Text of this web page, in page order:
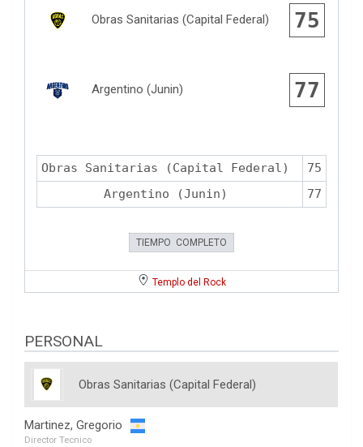
Obras Sanitarias (Capital Federal) 75
Argentino (Junin) 77
Obras Sanitarias (Capital Federal)
75
Argentino (Junin)
77
TIEMPO COMPLETO
Templo del Rock
PERSONAL
Obras Sanitarias (Capital Federal)
Martinez, Gregorio
Director Tecnico